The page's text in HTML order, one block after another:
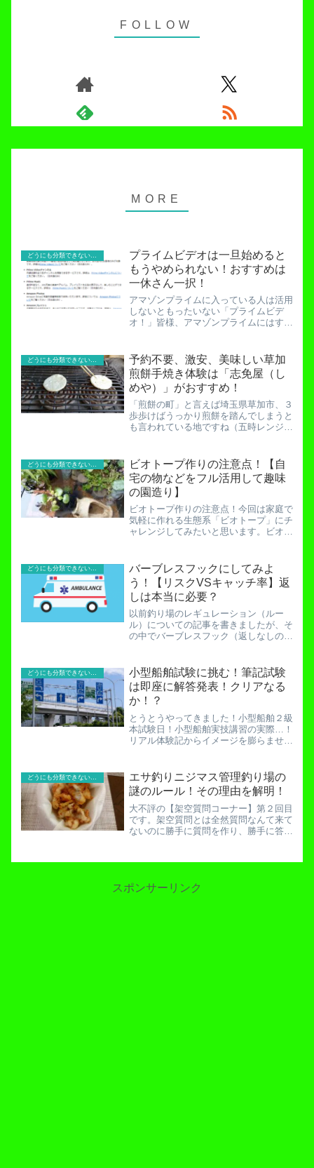
プライムビデオは一旦始めると
もうやめられない！おすすめは
一休さん一択！
アマゾンプライムに入っている人は活用
しないともったいない「プライムビデ
オ！」皆様、アマゾンプライムにはすで
であれば多くが加入していると言われて
いる大変便利なサービスです...
予約不要、激安、美味しい草加
煎餅手焼き体験は「志免屋（し
めや）」がおすすめ！
「煎餅の町」と言えば埼玉県草加市、３
歩歩けばうっかり煎餅を踏んでしまうと
も言われている地ですね（五時レンジャ
餅作り体験」。なかなか出来るものでは
ありませんからね。草加市...
ビオトープ作りの注意点！【自
宅の物などをフル活用して趣味
の園造り】
ビオトープ作りの注意点！今回は家庭で
気軽に作れる生態系「ビオトープ」にチ
ャレンジしてみたいと思います。ビオト
家にある物でも準備はできますし、全て
揃えたとしてもそこまで費...
どうにも分類できないお役立ち記事！
バーブレスフックにしてみよ
う！【リスクVSキャッチ率】返
しは本当に必要？
以前釣り場のレギュレーション（ルー
ル）についての記事を書きましたが、そ
の中でバーブレスフック（返しなしの
変素晴らしい仕組みです。しかし同時に
危険も伴います。人体にかかっ...
どうにも分類できないお役立ち記事！
小型船舶試験に挑む！筆記試験
は即座に解答発表！クリアなる
か！？
とうとうやってきました！小型船舶２級
本試験日！小型船舶実技講習の実際…！
リアル体験記からイメージを膨らませ
のカリスマ」、グリーンが舞い降りまし
た！筆記試験対策としてはJ...
どうにも分類できないお役立ち記事！
エサ釣りニジマス管理釣り場の
謎のルール！その理由を解明！
大不評の【架空質問コーナー】第２回目
です。架空質問とは全然質問なんて来て
ないのに勝手に質問を作り、勝手に答え
て、今回は栃木県の「困って困ってセニ
スポンサーリンク